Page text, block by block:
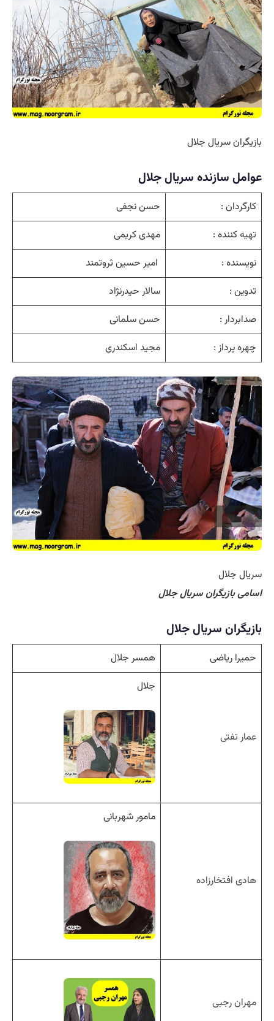
بازیگران سریال جلال
عوامل سازنده سریال جلال
کارگردان :
حسن نجفی
تهیهکننده :
مهدی کریمی
نویسنده :
امیر حسین ثروتمند
تدوین :
سالار حیدرنژاد
صدابردار :
حسن سلمانی
چهره پرداز :
مجید اسکندری
سریال جلال
اسامی بازیگران سریال جلال
بازیگران سریال جلال
حمیرا ریاضی همسر جلال
عمار تفتی
جلال
هادی افتخارزاده
مامور شهربانی
مهران رجبی